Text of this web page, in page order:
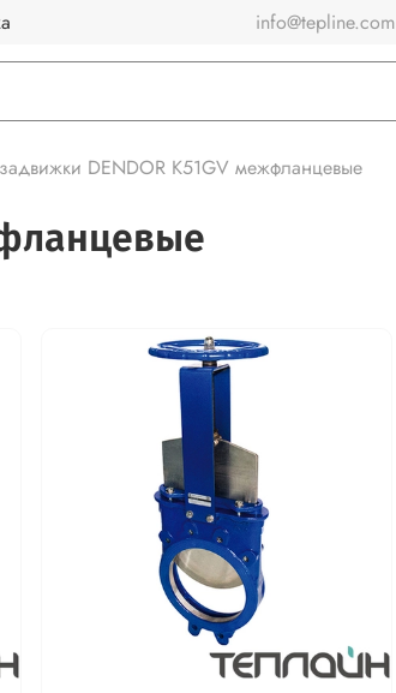
info@tepline.com
DENDOR K51GV межфланцевые